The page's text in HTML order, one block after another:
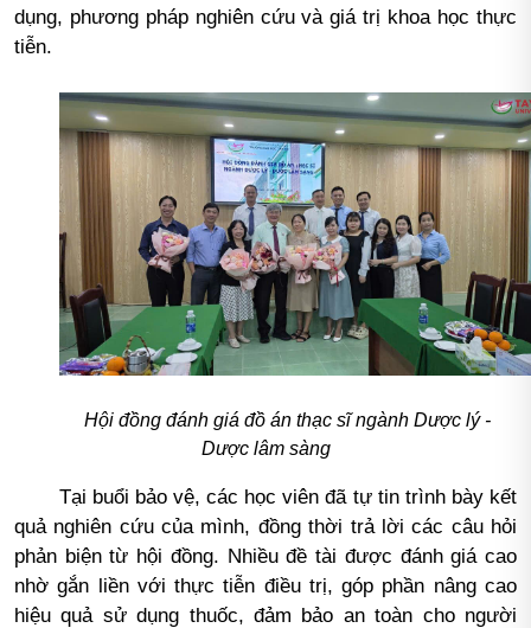
dụng, phương pháp nghiên cứu và giá trị khoa học thực
tiễn.
Hội đồng đánh giá đồ án thạc sĩ ngành Dược lý -
Dược lâm sàng
Tại buổi bảo vệ, các học viên đã tự tin trình bày kết
quả nghiên cứu của mình, đồng thời trả lời các câu hỏi
phản biện từ hội đồng. Nhiều đề tài được đánh giá cao
nhờ gắn liền với thực tiễn điều trị, góp phần nâng cao
hiệu quả sử dụng thuốc, đảm bảo an toàn cho người